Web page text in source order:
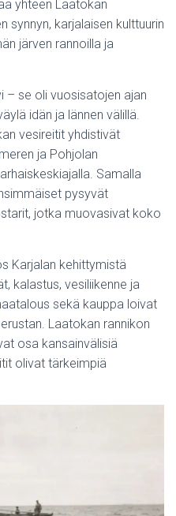
yhteen Laatokan
synnyn, karjalaisen kulttuurin
järven rannoilla ja
– se oli vuosisatojen ajan
idän ja lännen välillä.
vesireitit yhdistivät
ja Pohjolan
Samalla
pysyvät
jotka muovasivat koko
Karjalan kehittymistä
kalastus, vesiliikenne ja
sekä kauppa loivat
Laatokan rannikon
osa kansainvälisiä
olivat tärkeimpiä